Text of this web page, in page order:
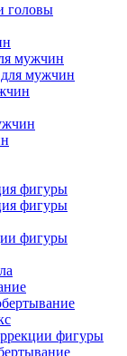
головы
мужчин
для мужчин
фигуры
фигуры
фигуры
фигуры